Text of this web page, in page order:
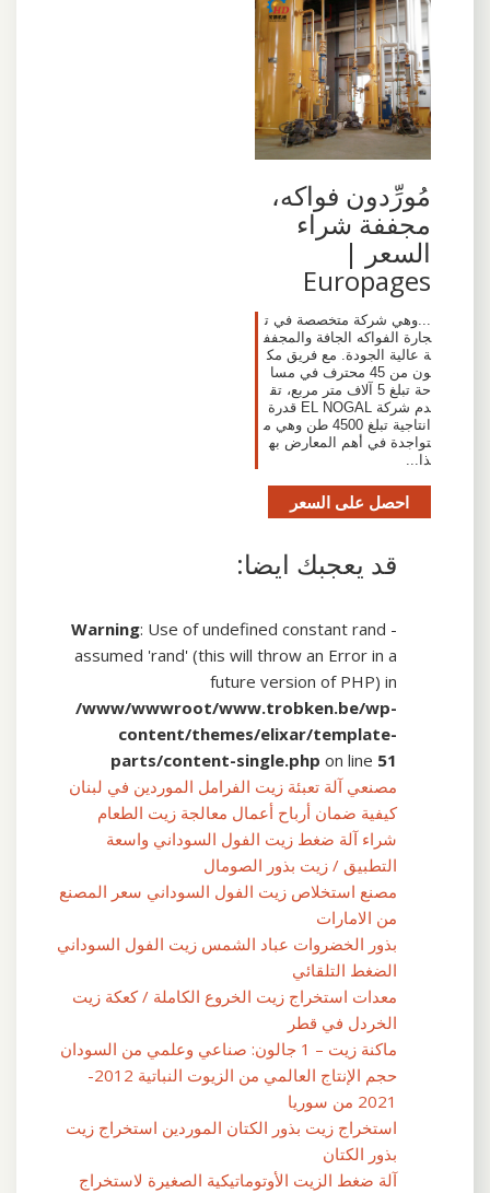
مُورِّدون فواكه،
مجففة شراء
السعر |
Europages
...وهي شركة متخصصة في ت
جارة الفواكه الجافة والمجفف
ة عالية الجودة. مع فريق مك
ون من 45 محترف في مسا
حة تبلغ 5 آلاف متر مربع، تق
دم شركة EL NOGAL قدرة
انتاجية تبلغ 4500 طن وهي م
تواجدة في أهم المعارض به
ذا...
احصل على السعر
قد يعجبك ايضا:
Warning: Use of undefined constant rand -
assumed 'rand' (this will throw an Error in a
future version of PHP) in
/www/wwwroot/www.trobken.be/wp-
content/themes/elixar/template-
parts/content-single.php on line 51
مصنعي آلة تعبئة زيت الفرامل الموردين في لبنان
كيفية ضمان أرباح أعمال معالجة زيت الطعام
شراء آلة ضغط زيت الفول السوداني واسعة
التطبيق / زيت بذور الصومال
مصنع استخلاص زيت الفول السوداني سعر المصنع
من الامارات
بذور الخضروات عباد الشمس زيت الفول السوداني
الضغط التلقائي
معدات استخراج زيت الخروع الكاملة / كعكة زيت
الخردل في قطر
ماكنة زيت – 1 جالون: صناعي وعلمي من السودان
حجم الإنتاج العالمي من الزيوت النباتية 2012-
2021 من سوريا
استخراج زيت بذور الكتان الموردين استخراج زيت
بذور الكتان
آلة ضغط الزيت الأوتوماتيكية الصغيرة لاستخراج